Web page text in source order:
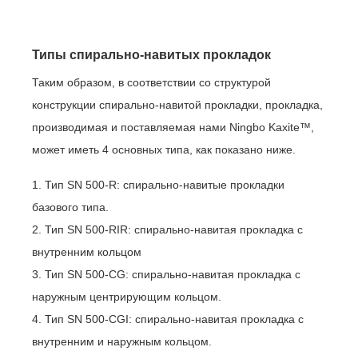
Типы спирально-навитых прокладок
Таким образом, в соответствии со структурой
конструкции спирально-навитой прокладки, прокладка,
производимая и поставляемая нами Ningbo Kaxite™,
может иметь 4 основных типа, как показано ниже.
1. Тип SN 500-R: спирально-навитые прокладки
базового типа.
2. Тип SN 500-RIR: спирально-навитая прокладка с
внутренним кольцом
3. Тип SN 500-CG: спирально-навитая прокладка с
наружным центрирующим кольцом.
4. Тип SN 500-CGI: спирально-навитая прокладка с
внутренним и наружным кольцом.